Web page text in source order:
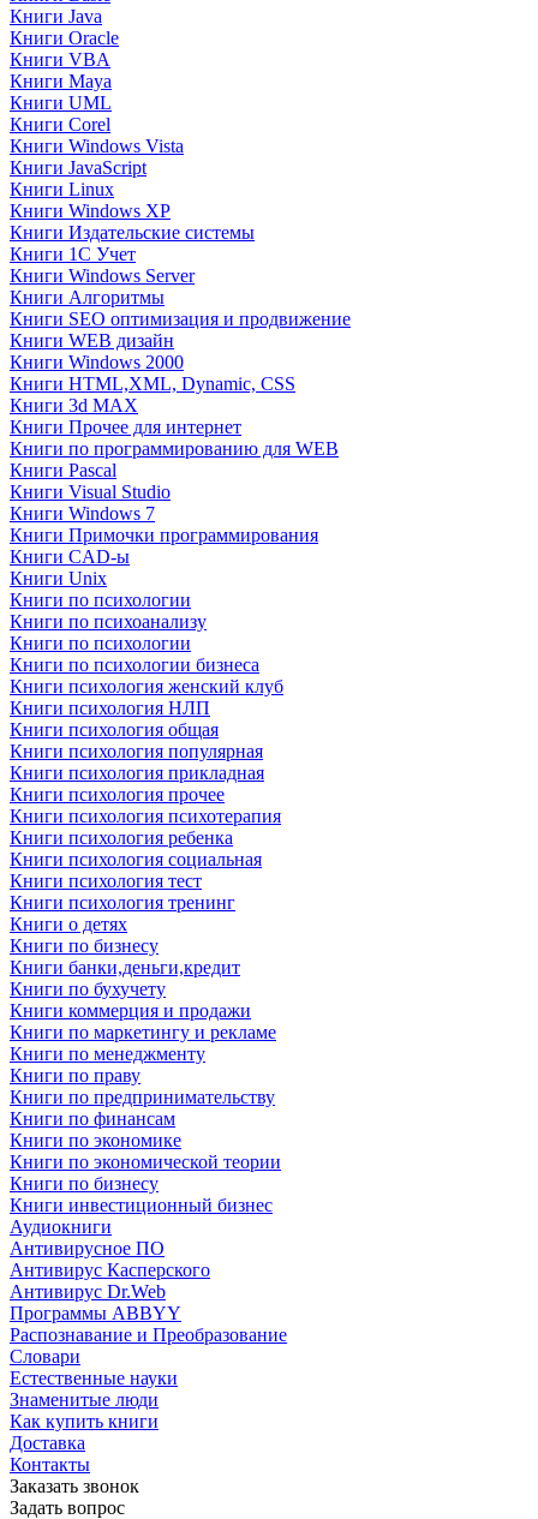
Книги Java
Книги Oracle
Книги VBA
Книги Maya
Книги UML
Книги Corel
Книги Windows Vista
Книги JavaScript
Книги Linux
Книги Windows XP
Книги Издательские системы
Книги 1C Учет
Книги Windows Server
Книги Алгоритмы
Книги SEO оптимизация и продвижение
Книги WEB дизайн
Книги Windows 2000
Книги HTML,XML, Dynamic, CSS
Книги 3d MAX
Книги Прочее для интернет
Книги по программированию для WEB
Книги Pascal
Книги Visual Studio
Книги Windows 7
Книги Примочки программирования
Книги CAD-ы
Книги Unix
Книги по психологии
Книги по психоанализу
Книги по психологии
Книги по психологии бизнеса
Книги психология женский клуб
Книги психология НЛП
Книги психология общая
Книги психология популярная
Книги психология прикладная
Книги психология прочее
Книги психология психотерапия
Книги психология ребенка
Книги психология социальная
Книги психология тест
Книги психология тренинг
Книги о детях
Книги по бизнесу
Книги банки,деньги,кредит
Книги по бухучету
Книги коммерция и продажи
Книги по маркетингу и рекламе
Книги по менеджменту
Книги по праву
Книги по предпринимательству
Книги по финансам
Книги по экономике
Книги по экономической теории
Книги по бизнесу
Книги инвестиционный бизнес
Аудиокниги
Антивирусное ПО
Антивирус Касперского
Антивирус Dr.Web
Программы ABBYY
Распознавание и Преобразование
Словари
Естественные науки
Знаменитые люди
Как купить книги
Доставка
Контакты
Заказать звонок
Задать вопрос